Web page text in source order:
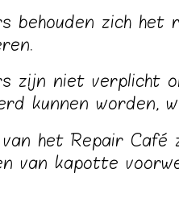
behouden zich het
zijn niet verplicht
kunnen worden,
het Repair
van kapotte